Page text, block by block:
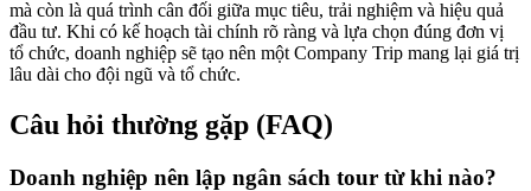
mà còn là quá trình cân đối giữa mục tiêu, trải nghiệm và hiệu quả
đầu tư. Khi có kế hoạch tài chính rõ ràng và lựa chọn đúng đơn vị
tổ chức, doanh nghiệp sẽ tạo nên một Company Trip mang lại giá trị
lâu dài cho đội ngũ và tổ chức.
Câu hỏi thường gặp (FAQ)
Doanh nghiệp nên lập ngân sách tour từ khi nào?